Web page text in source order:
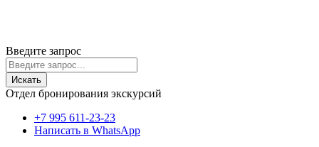
Введите запрос
Искать
Отдел бронирования экскурсий
+7 995 611-23-23
Написать в WhatsApp